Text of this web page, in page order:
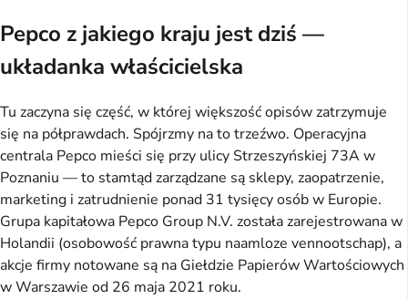
Pepco z jakiego kraju jest dziś —
układanka właścicielska
Tu zaczyna się część, w której większość opisów zatrzymuje
się na półprawdach. Spójrzmy na to trzeźwo. Operacyjna
centrala Pepco mieści się przy ulicy Strzeszyńskiej 73A w
Poznaniu — to stamtąd zarządzane są sklepy, zaopatrzenie,
marketing i zatrudnienie ponad 31 tysięcy osób w Europie.
Grupa kapitałowa Pepco Group N.V. została zarejestrowana w
Holandii (osobowość prawna typu naamloze vennootschap), a
akcje firmy notowane są na Giełdzie Papierów Wartościowych
w Warszawie od 26 maja 2021 roku.